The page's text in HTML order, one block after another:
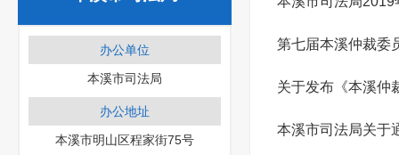
办公单位
本溪市司法局
办公地址
本溪市明山区程家街75号
第七届本溪仲裁委
关于发布《本溪仲
本溪市司法局关于